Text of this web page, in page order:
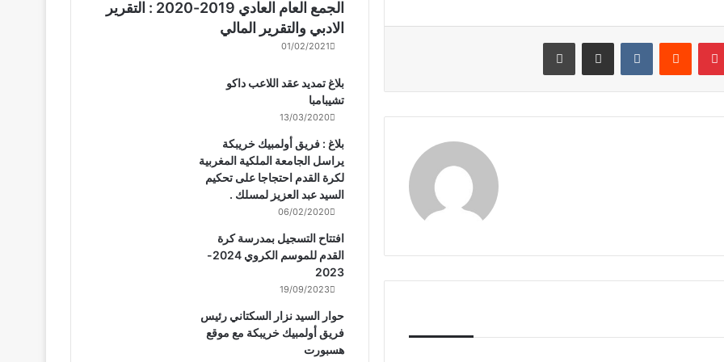
مشاركة عبر البريد طباعة
الجمع العام العادي 2019-2020 : التقرير
الادبي والتقرير المالي
01/02/2021
بلاغ تمديد عقد اللاعب داكو
تشيبامبا
13/03/2020
بلاغ : فريق أولمبيك خريبكة
يراسل الجامعة الملكية المغربية
لكرة القدم احتجاجا على تحكيم
السيد عبد العزيز لمسلك .
06/02/2020
افتتاح التسجيل بمدرسة كرة
القدم للموسم الكروي 2024-
2023
19/09/2023
حوار السيد نزار السكتاني رئيس
فريق أولمبيك خريبكة مع موقع
هسبورت